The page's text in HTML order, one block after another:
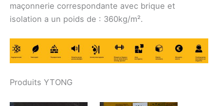
maçonnerie correspondante avec brique et
isolation a un poids de : 360kg/m².
Produits YTONG